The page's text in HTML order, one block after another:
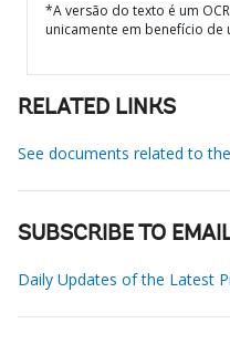
*A versão do texto é um
unicamente em benefício
RELATED LINKS
See documents related to
SUBSCRIBE TO
Daily Updates of the Latest